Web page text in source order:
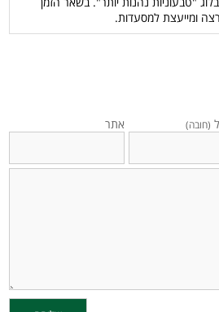
ומייעצת למסעדות.
(חובה) אתר